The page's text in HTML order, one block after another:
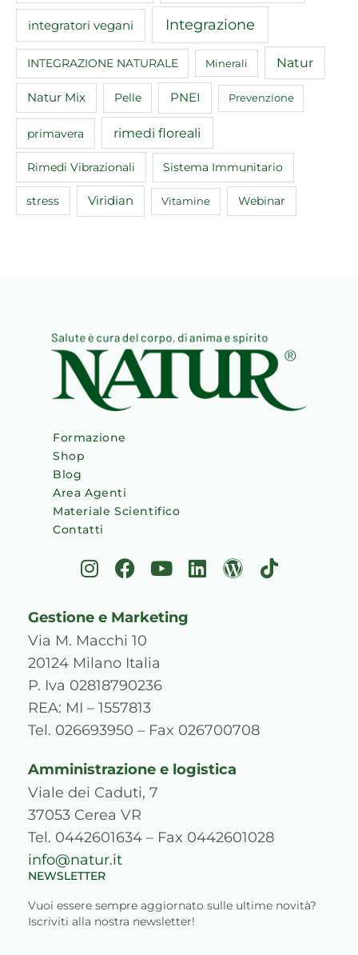
integratori vegani Integrazione
INTEGRAZIONE NATURALE Minerali Natur
Natur Mix Pelle PNEI Prevenzione
primavera rimedi floreali
Rimedi Vibrazionali Sistema Immunitario
stress Viridian Vitamine Webinar
Formazione
Shop
Blog
Area Agenti
Materiale Scientifico
Contatti
I
n
t
a
g
r
a
m
F
a
e
b
o
o
k
Y
o
t
e
L
i
W
o
s
T
i
Gestione e Marketing
Via M. Macchi 10
20124 Milano Italia
P. Iva 02818790236
REA: MI – 1557813
Tel. 026693950 – Fax 026700708
Amministrazione e logistica
Viale dei Caduti, 7
37053 Cerea VR
Tel. 0442601634 – Fax 0442601028
info@natur.it
NEWSLETTER
Vuoi essere sempre aggiornato sulle ultime novità?
Iscriviti alla nostra newsletter!